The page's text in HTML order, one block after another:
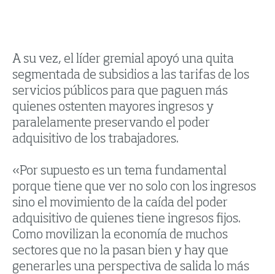
A su vez, el líder gremial apoyó una quita
segmentada de subsidios a las tarifas de los
servicios públicos para que paguen más
quienes ostenten mayores ingresos y
paralelamente preservando el poder
adquisitivo de los trabajadores.
«Por supuesto es un tema fundamental
porque tiene que ver no solo con los ingresos
sino el movimiento de la caída del poder
adquisitivo de quienes tiene ingresos fijos.
Como movilizan la economía de muchos
sectores que no la pasan bien y hay que
generarles una perspectiva de salida lo más